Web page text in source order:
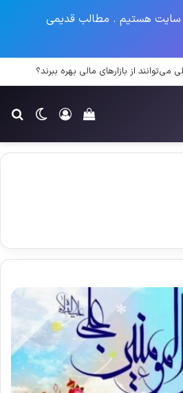
سایت هستیم . مطالب قدیمی
از بازارهای مالی بهره ببرند؟
تغییر ورود
سبد خرید خود